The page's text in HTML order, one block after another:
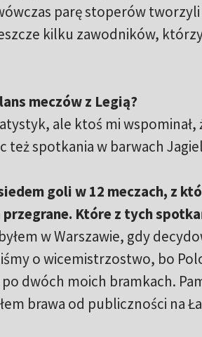
parę stoperów tworzyli
kilku zawodników,
meczów z Legią?
ale ktoś mi
też spotkania w barwach
goli w 12 meczach, z
Które z tych
w Warszawie, gdy
o wicemistrzostwo, bo
po dwóch moich bramkach.
brawa od publiczności na